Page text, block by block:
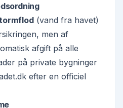
(vand fra havet)
men af
afgift på alle
på private bygninger
efter en officiel